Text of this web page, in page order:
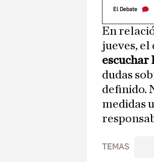
El Debate
En
jueves,
escuchar
dudas
definido.
medidas
TEMAS